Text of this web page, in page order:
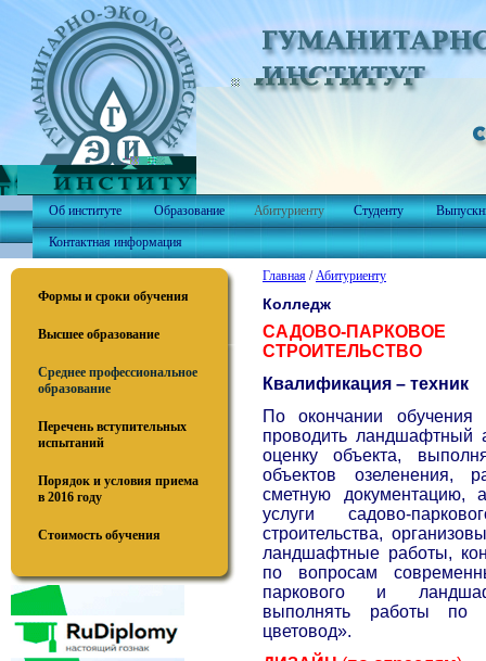
Об институте Образование Абитуриенту Студенту
Контактная информация
Формы и сроки обучения
Высшее образование
Среднее профессиональное
образование
Перечень вступительных
испытаний
Порядок и условия приема
в 2016 году
Стоимость обучения
Главная /Абитуриенту
Колледж
САДОВО-ПАРКОВОЕ
СТРОИТЕЛЬСТВО
Квалификация – техник
По окончании обучения
проводить ландшафтный
оценку объекта,
объектов озеленения,
сметную документацию,
услуги садово-
строительства,
ландшафтные работы,
по вопросам
паркового и
выполнять работы по
цветовод».